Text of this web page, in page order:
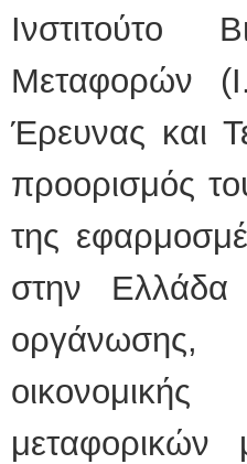
Ινστιτούτο
Μεταφορών
Έρευνας και
προορισμός
της
στην Ελλάδα
οργάνωσης,